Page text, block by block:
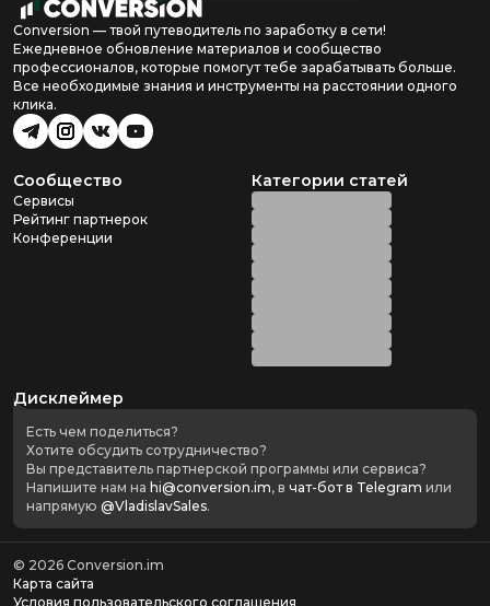
Conversion — твой путеводитель по заработку в сети!
Ежедневное обновление материалов и сообщество
профессионалов, которые помогут тебе зарабатывать больше.
Все необходимые знания и инструменты на расстоянии одного
клика.
Сообщество
Сервисы
Рейтинг партнерок
Конференции
Категории статей
Дисклеймер
Есть чем поделиться?
Хотите обсудить сотрудничество?
Вы представитель партнерской программы или сервиса?
Напишите нам на hi@conversion.im, в чат-бот в Telegram или
напрямую @VladislavSales.
© 2026 Conversion.im
Карта сайта
Условия пользовательского соглашения